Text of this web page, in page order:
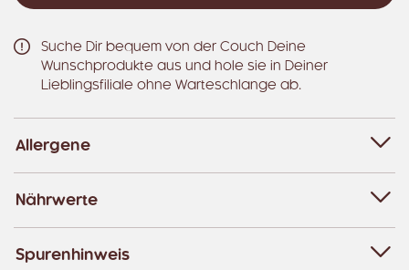
Suche Dir bequem von der Couch Deine
Wunschprodukte aus und hole sie in Deiner
Lieblingsfiliale ohne Warteschlange ab.
Allergene
Nährwerte
Spurenhinweis